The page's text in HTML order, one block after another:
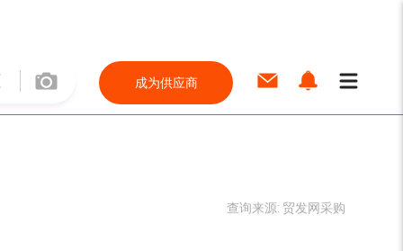
成为供应商
查询来源: 贸发网采购